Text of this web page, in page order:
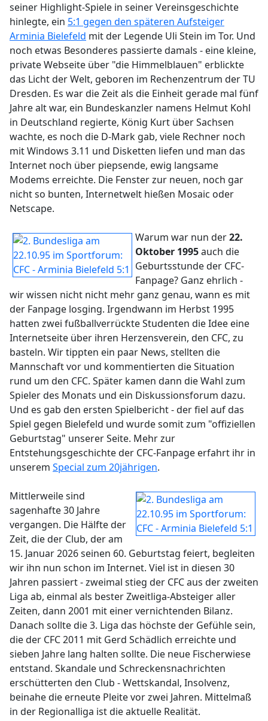
seiner Highlight-Spiele in seiner Vereinsgeschichte
hinlegte, ein 5:1 gegen den späteren Aufsteiger
Arminia Bielefeld mit der Legende Uli Stein im Tor. Und
noch etwas Besonderes passierte damals - eine kleine,
private Webseite über "die Himmelblauen" erblickte
das Licht der Welt, geboren im Rechenzentrum der TU
Dresden. Es war die Zeit als die Einheit gerade mal fünf
Jahre alt war, ein Bundeskanzler namens Helmut Kohl
in Deutschland regierte, König Kurt über Sachsen
wachte, es noch die D-Mark gab, viele Rechner noch
mit Windows 3.11 und Disketten liefen und man das
Internet noch über piepsende, ewig langsame
Modems erreichte. Die Fenster zur neuen, noch gar
nicht so bunten, Internetwelt hießen Mosaic oder
Netscape.
Warum war nun der22.
Oktober 1995auch die
Geburtsstunde der CFC-
Fanpage? Ganz ehrlich -
wir wissen nicht nicht mehr ganz genau, wann es mit
der Fanpage losging. Irgendwann im Herbst 1995
hatten zwei fußballverrückte Studenten die Idee eine
Internetseite über ihren Herzensverein, den CFC, zu
basteln. Wir tippten ein paar News, stellten die
Mannschaft vor und kommentierten die Situation
rund um den CFC. Später kamen dann die Wahl zum
Spieler des Monats und ein Diskussionsforum dazu.
Und es gab den ersten Spielbericht - der fiel auf das
Spiel gegen Bielefeld und wurde somit zum "offiziellen
Geburtstag" unserer Seite. Mehr zur
Entstehungsgeschichte der CFC-Fanpage erfahrt ihr in
unserem Special zum 20jährigen.
Mittlerweile sind
sagenhafte 30 Jahre
vergangen. Die Hälfte der
Zeit, die der Club, der am
15. Januar 2026 seinen 60. Geburtstag feiert, begleiten
wir ihn nun schon im Internet. Viel ist in diesen 30
Jahren passiert - zweimal stieg der CFC aus der zweiten
Liga ab, einmal als bester Zweitliga-Absteiger aller
Zeiten, dann 2001 mit einer vernichtenden Bilanz.
Danach sollte die 3. Liga das höchste der Gefühle sein,
die der CFC 2011 mit Gerd Schädlich erreichte und
sieben Jahre lang halten sollte. Die neue Fischerwiese
entstand. Skandale und Schreckensnachrichten
erschütterten den Club - Wettskandal, Insolvenz,
beinahe die erneute Pleite vor zwei Jahren. Mittelmaß
in der Regionalliga ist die aktuelle Realität.